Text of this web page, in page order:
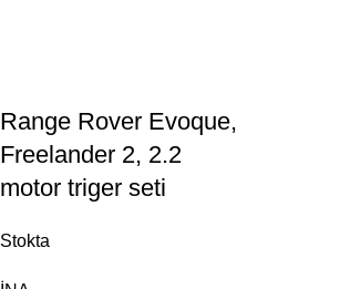
Range Rover Evoque,
Freelander 2, 2.2
motor triger seti
Stokta